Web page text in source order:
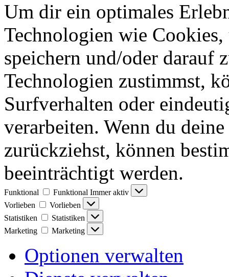
Um dir ein optimales
Technologien wie
speichern und/oder darauf
Technologien zustimmst,
Surfverhalten oder
verarbeiten. Wenn du
zurückziehst, können
beeinträchtigt werden.
Funktional Funktional Immer aktiv
Vorlieben
Vorlieben
Statistiken
Statistiken
Marketing
Marketing
Optionen verwalten